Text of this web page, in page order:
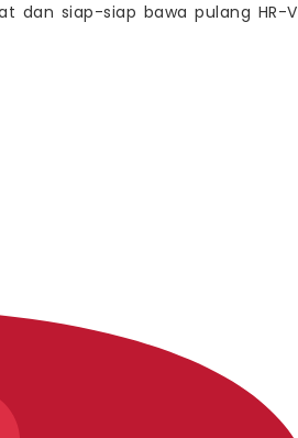
dan siap-siap bawa pulang HR-V